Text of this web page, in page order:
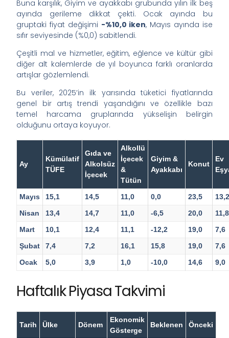
Buna karşılık, Giyim ve ayakkabı grubunda yılın ilk beş
ayında gerileme dikkat çekti. Ocak ayında bu
gruptaki fiyat değişimi -%10,0 iken, Mayıs ayında ise
sıfır seviyesinde (%0,0) sabitlendi.
Çeşitli mal ve hizmetler, eğitim, eğlence ve kültür gibi
diğer alt kalemlerde de yıl boyunca farklı oranlarda
artışlar gözlemlendi.
Bu veriler, 2025’in ilk yarısında tüketici fiyatlarında
genel bir artış trendi yaşandığını ve özellikle bazı
temel harcama gruplarında yükselişin belirgin
olduğunu ortaya koyuyor.
Ay
Kümülatif
TÜFE
Gıda ve
Alkolsüz
İçecek
Alkollü
İçecek
&
Tütün
Giyim &
Ayakkabı
Konut
Ev
Mayıs 15,1 14,5 11,0 0,0 23,5
Nisan
13,4 14,7 11,0 -6,5 20,0
11,8
Mart
10,1 12,4 11,1 -12,2 19,0
7,6
Şubat
7,4 7,2 16,1 15,8 19,0
7,6
Ocak
5,0 3,9 1,0 -10,0 14,6 9,0
Haftalık Piyasa Takvimi
Tarih Ülke Dönem
Ekonomik
Gösterge
Beklenen Önceki